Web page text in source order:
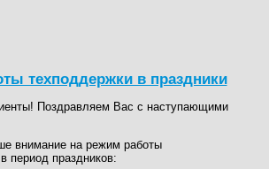
техподдержки в праздники
Поздравляем Вас с наступающими
внимание на режим работы
период праздников: